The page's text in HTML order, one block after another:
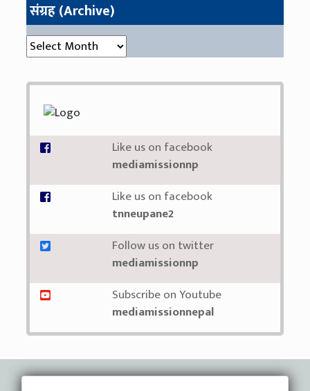
संग्रह (Archive)
संग्रह (Archive)
Like us on facebook
mediamissionnp
Like us on facebook
tnneupane2
Follow us on twitter
mediamissionnp
Subscribe on Youtube
mediamissionnepal